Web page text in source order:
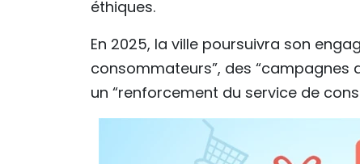
éthiques.
En 2025, la ville poursuivra son
consommateurs”, des “campagnes
un “renforcement du service de